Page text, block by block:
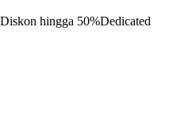
hingga 50%Dedicated